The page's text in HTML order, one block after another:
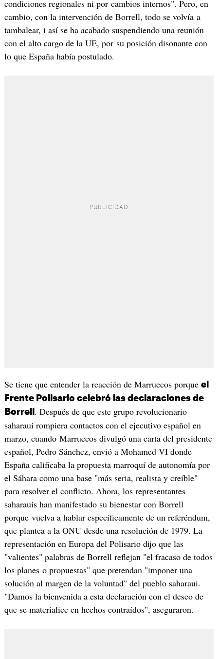
condiciones regionales ni por cambios internos". Pero, en
cambio, con la intervención de Borrell, todo se volvía a
tambalear, i así se ha acabado suspendiendo una reunión
con el alto cargo de la UE, por su posición disonante con
lo que España había postulado.
Se tiene que entender la reacción de Marruecos porque el
Frente Polisario celebró las declaraciones de
Borrell . Después de que este grupo revolucionario
saharaui rompiera contactos con el ejecutivo español en
marzo, cuando Marruecos divulgó una carta del presidente
español, Pedro Sánchez, envió a Mohamed VI donde
España calificaba la propuesta marroquí de autonomía por
el Sáhara como una base "más seria, realista y creíble"
para resolver el conflicto. Ahora, los representantes
saharauis han manifestado su bienestar con Borrell
porque vuelva a hablar específicamente de un referéndum,
que plantea a la ONU desde una resolución de 1979. La
representación en Europa del Polisario dijo que las
"valientes" palabras de Borrell reflejan "el fracaso de todos
los planes o propuestas" que pretendan "imponer una
solución al margen de la voluntad" del pueblo saharaui.
"Damos la bienvenida a esta declaración con el deseo de
que se materialice en hechos contraídos", aseguraron.